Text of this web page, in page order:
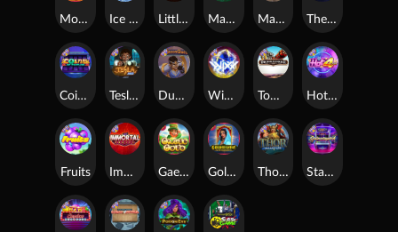
Manhattan Goes Wild
Starstruck
Monkey's Gold xPays Little Bighorn
Golden Genie And The Walking Wilds
Immortal Fruits
Tesla Jolt Dungeon Quest
Coins of Fortune
Mayan Magic Wildfire
WiXX
Fruits
Hot 4 Cash
Tombstone
Gaelic Gold
The Creepy Carnival
Thor: Hammer Time
Ice Ice Yeti